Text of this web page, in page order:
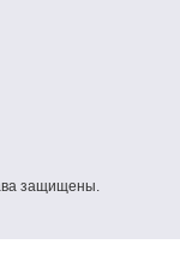
защищены.